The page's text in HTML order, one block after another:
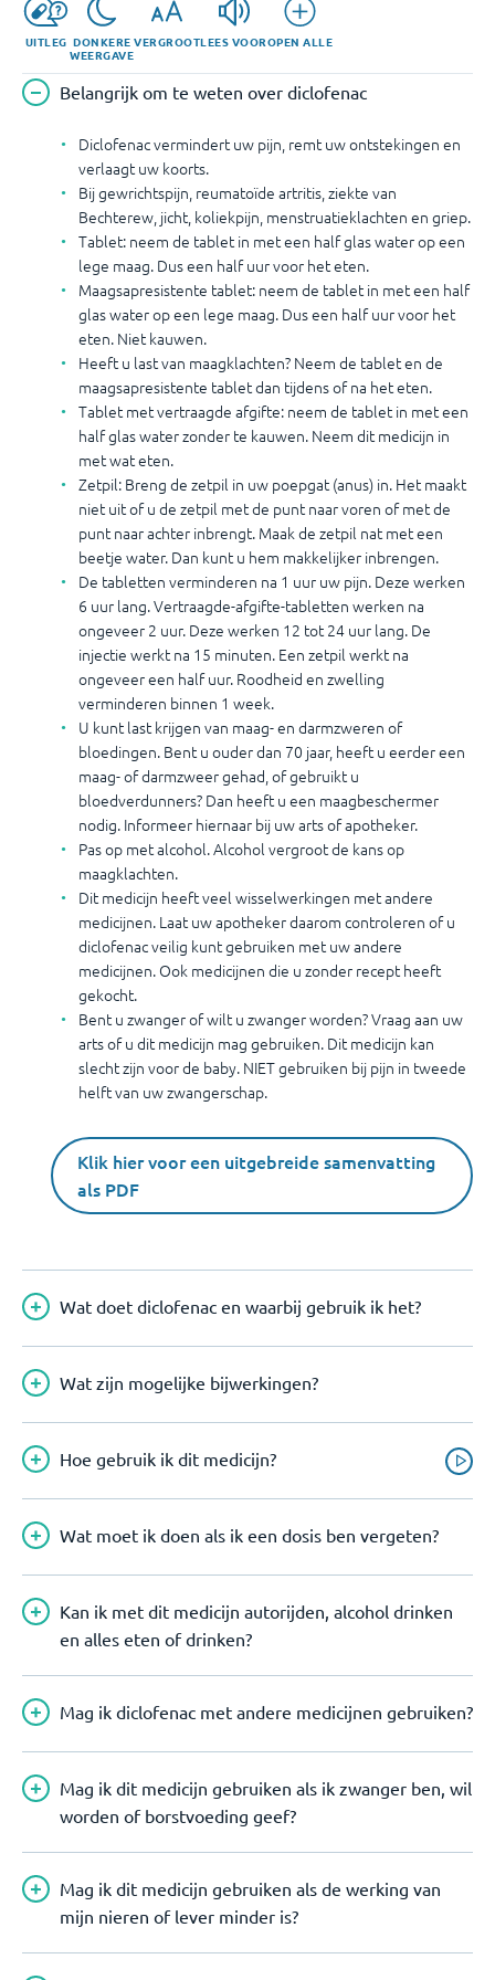
UITLEG DONKERE
WEERGAVE
VERGROOTLEES VOOROPEN ALLE
Belangrijk om te weten over diclofenac
Diclofenac vermindert uw pijn, remt uw ontstekingen en
verlaagt uw koorts.
Bij gewrichtspijn, reumatoïde artritis, ziekte van
Bechterew, jicht, koliekpijn, menstruatieklachten en griep.
Tablet: neem de tablet in met een half glas water op een
lege maag. Dus een half uur voor het eten.
Maagsapresistente tablet: neem de tablet in met een half
glas water op een lege maag. Dus een half uur voor het
eten. Niet kauwen.
Heeft u last van maagklachten? Neem de tablet en de
maagsapresistente tablet dan tijdens of na het eten.
Tablet met vertraagde afgifte: neem de tablet in met een
half glas water zonder te kauwen. Neem dit medicijn in
met wat eten.
Zetpil: Breng de zetpil in uw poepgat (anus) in. Het maakt
niet uit of u de zetpil met de punt naar voren of met de
punt naar achter inbrengt. Maak de zetpil nat met een
beetje water. Dan kunt u hem makkelijker inbrengen.
De tabletten verminderen na 1 uur uw pijn. Deze werken
6 uur lang. Vertraagde-afgifte-tabletten werken na
ongeveer 2 uur. Deze werken 12 tot 24 uur lang. De
injectie werkt na 15 minuten. Een zetpil werkt na
ongeveer een half uur. Roodheid en zwelling
verminderen binnen 1 week.
U kunt last krijgen van maag- en darmzweren of
bloedingen. Bent u ouder dan 70 jaar, heeft u eerder een
maag- of darmzweer gehad, of gebruikt u
bloedverdunners? Dan heeft u een maagbeschermer
nodig. Informeer hiernaar bij uw arts of apotheker.
Pas op met alcohol. Alcohol vergroot de kans op
maagklachten.
Dit medicijn heeft veel wisselwerkingen met andere
medicijnen. Laat uw apotheker daarom controleren of u
diclofenac veilig kunt gebruiken met uw andere
medicijnen. Ook medicijnen die u zonder recept heeft
gekocht.
Bent u zwanger of wilt u zwanger worden? Vraag aan uw
arts of u dit medicijn mag gebruiken. Dit medicijn kan
slecht zijn voor de baby. NIET gebruiken bij pijn in tweede
helft van uw zwangerschap.
Klik hier voor een uitgebreide samenvatting
als PDF
Wat doet diclofenac en waarbij gebruik ik het?
Wat zijn mogelijke bijwerkingen?
Hoe gebruik ik dit medicijn?
Wat moet ik doen als ik een dosis ben vergeten?
Kan ik met dit medicijn autorijden, alcohol drinken
en alles eten of drinken?
Mag ik diclofenac met andere medicijnen gebruiken?
Mag ik dit medicijn gebruiken als ik zwanger ben, wil
worden of borstvoeding geef?
Mag ik dit medicijn gebruiken als de werking van
mijn nieren of lever minder is?